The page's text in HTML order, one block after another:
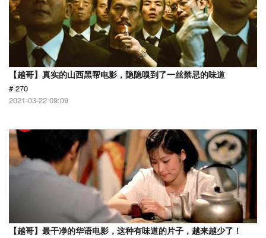
【越哥】真实的山西黑帮电影，隐隐嗅到了一丝禁忌的味道
# 270
2021-03-22 09:09
【越哥】最干净的华语电影，这种有味道的片子，越来越少了！